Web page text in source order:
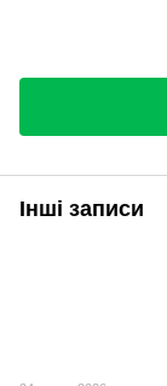
Інші записи